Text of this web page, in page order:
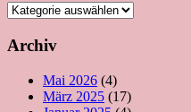
Kategorien
Archiv
Mai 2026 (4)
März 2025 (17)